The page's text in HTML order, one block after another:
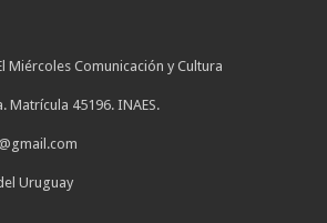
Miércoles Comunicación y Cultura
45196. INAES.
Uruguay